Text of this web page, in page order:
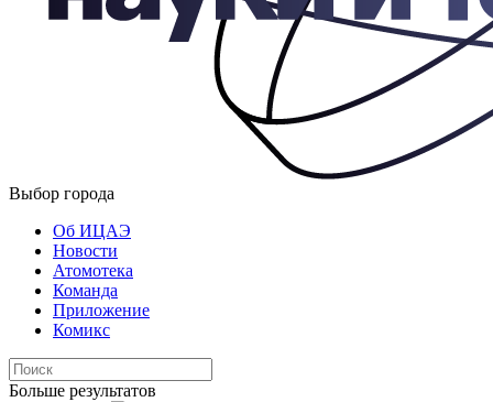
Выбор города
Об ИЦАЭ
Новости
Атомотека
Команда
Приложение
Комикс
Больше результатов